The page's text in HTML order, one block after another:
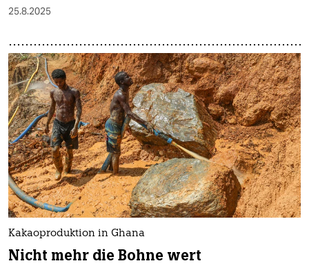
25.8.2025
Kakaoproduktion in Ghana
Nicht mehr die Bohne wert